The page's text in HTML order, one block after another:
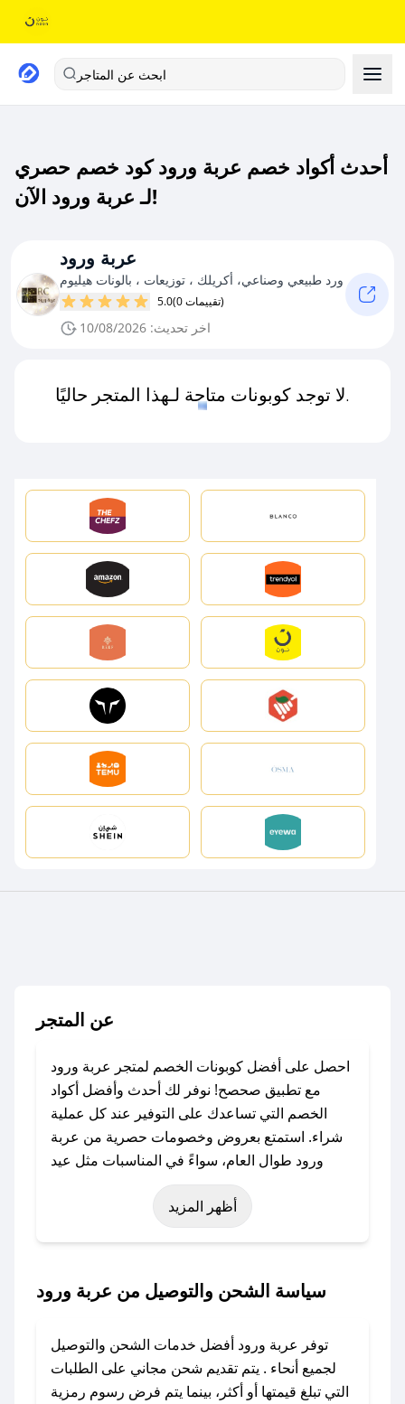
ابحث عن المتاجر
أحدث أكواد خصم عربة ورود كود خصم حصري
لـ عربة ورود الآن!
عربة ورود
ورد طبيعي وصناعي، أكريلك ، توزيعات ، بالونات هيليوم
5.0 (0 تقييمات)
اخر تحديث: 10/08/2026
لا توجد كوبونات متاحة لـهذا المتجر حاليًا.
عن المتجر
احصل على أفضل كوبونات الخصم لمتجر عربة ورود
مع تطبيق صحصح! نوفر لك أحدث وأفضل أكواد
الخصم التي تساعدك على التوفير عند كل عملية
شراء. استمتع بعروض وخصومات حصرية من عربة
ورود طوال العام، سواءً في المناسبات مثل عيد
الفطر، عيد الأضحى، الجمعة البيضاء (شهر نوفمبر)،
رمضان، اليوم الوطني، يوم التأسيس، أو حتى عروض
باستخدام تطبيق صحصح، يمكنك العثور بسهولة على
تواصل معنا عبر تويتر أو البريد الإلكتروني لإضافته
بسرعة.
أظهر المزيد
سياسة الشحن والتوصيل من عربة ورود
توفر عربة ورود أفضل خدمات الشحن والتوصيل
لجميع أنحاء . يتم تقديم شحن مجاني على الطلبات
التي تبلغ قيمتها أو أكثر، بينما يتم فرض رسوم رمزية